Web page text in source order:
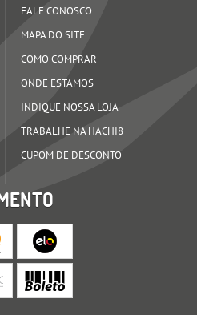
FALE CONOSCO
MAPA DO SITE
COMO COMPRAR
ONDE ESTAMOS
INDIQUE NOSSA LOJA
TRABALHE NA HACHI8
CUPOM DE DESCONTO